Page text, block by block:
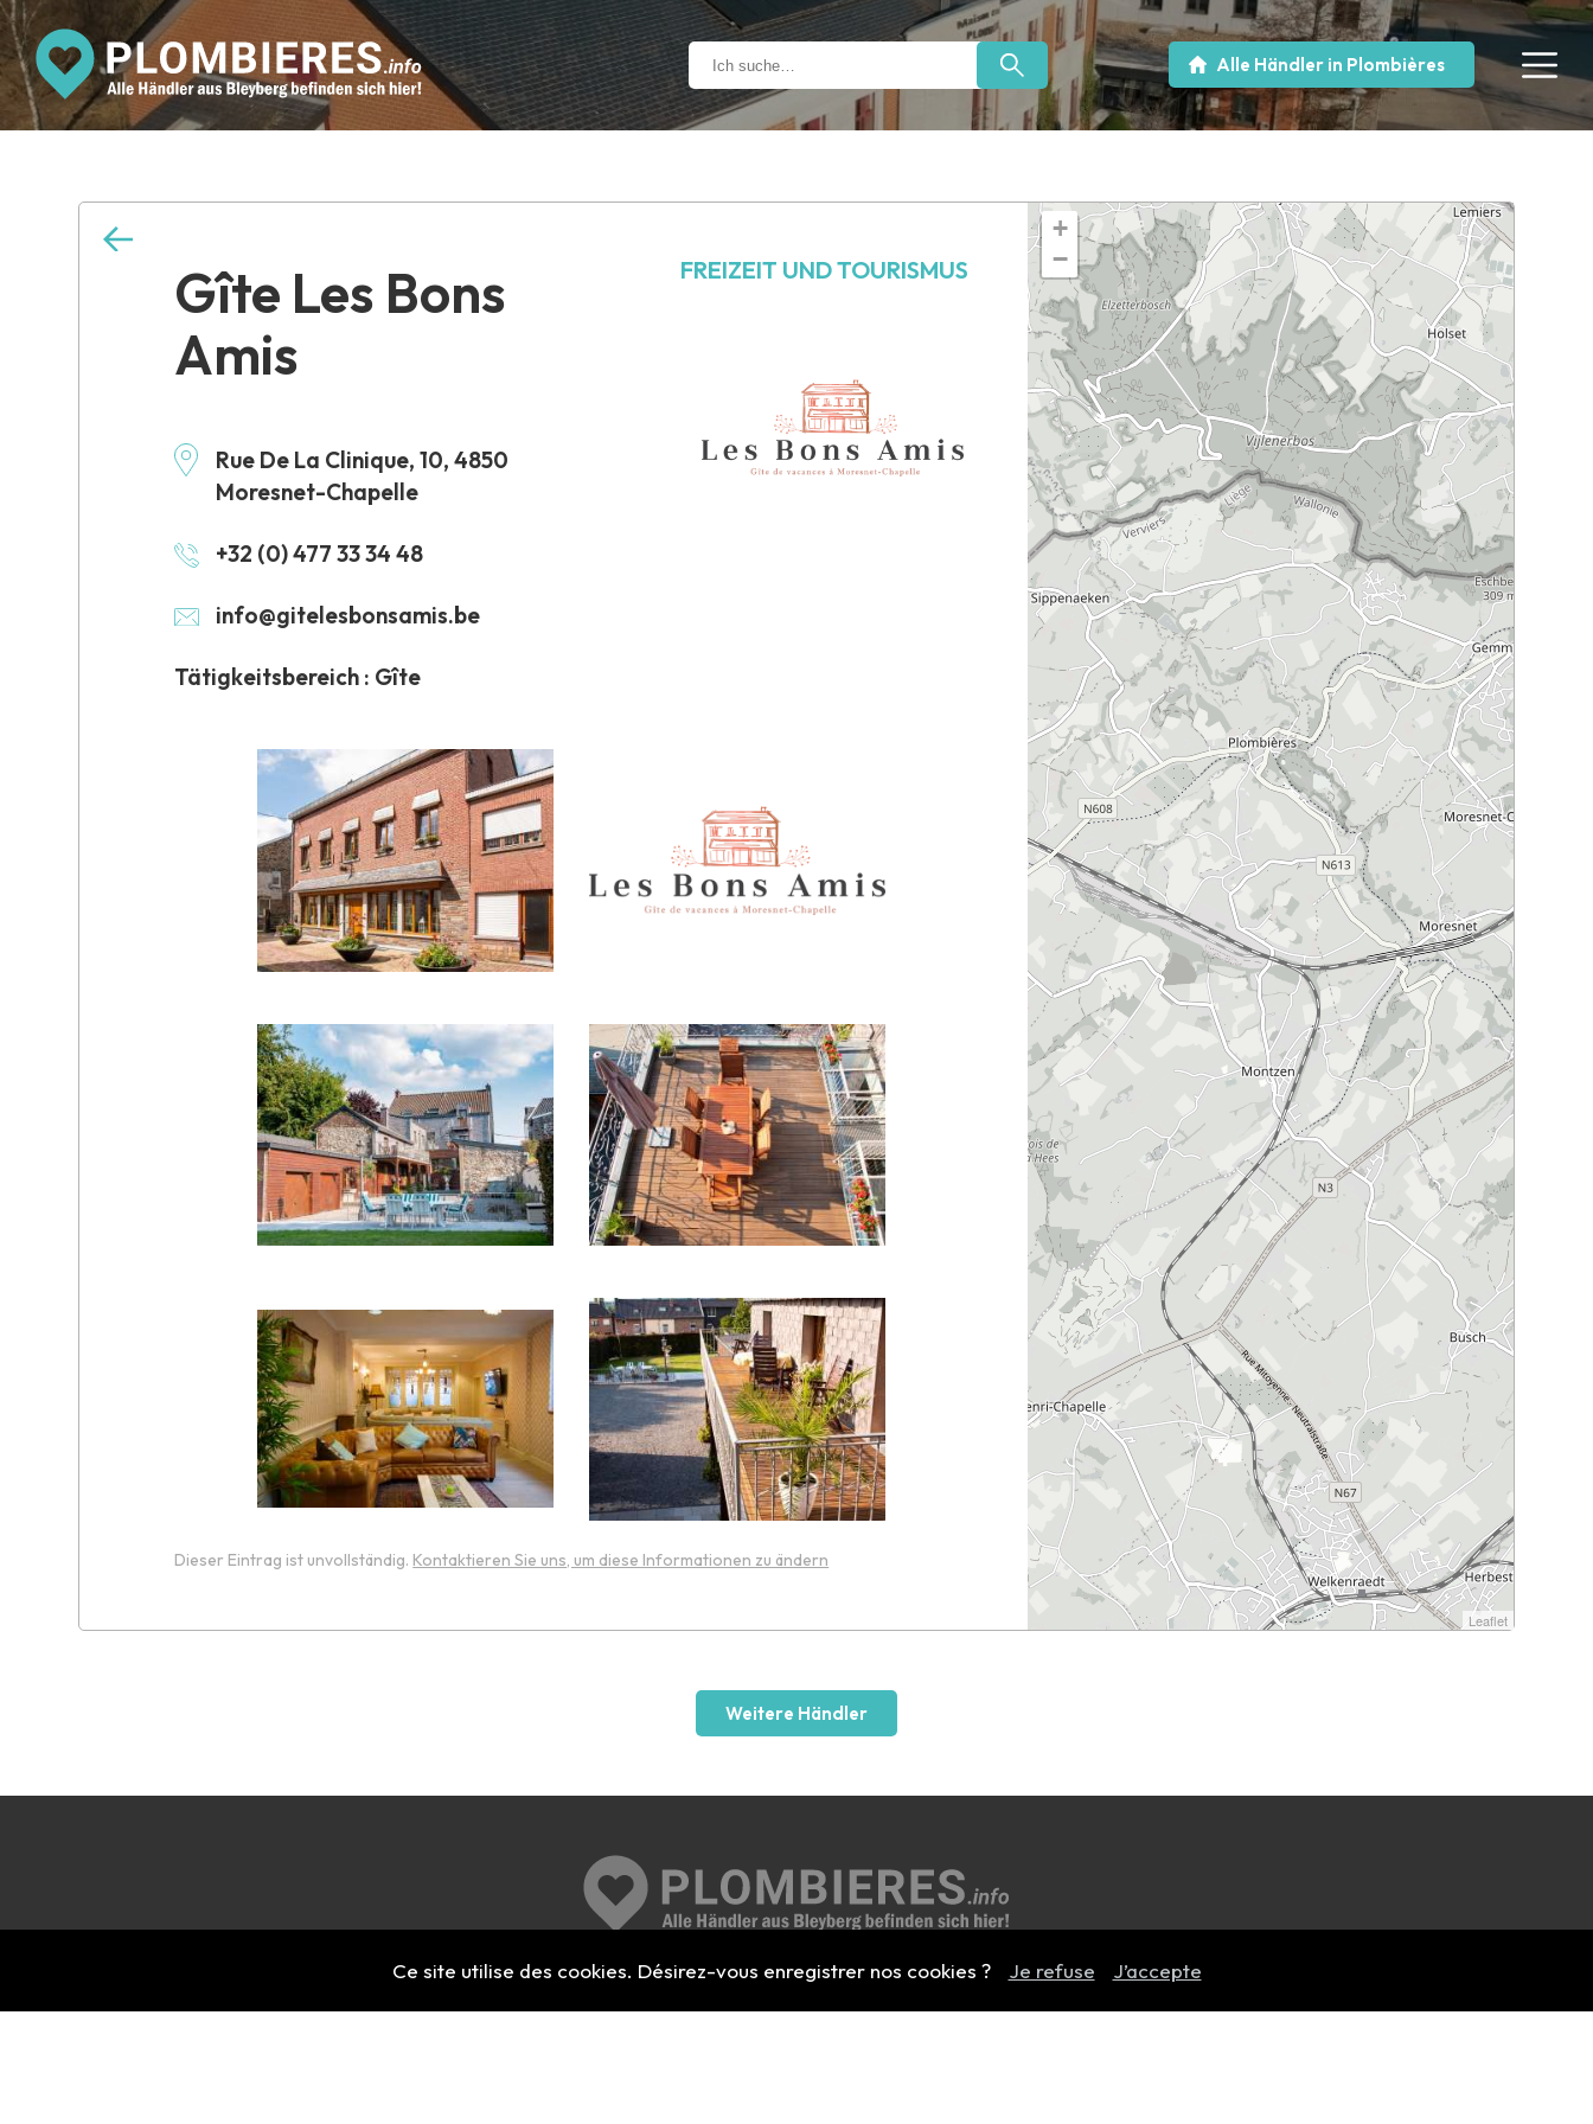
Alle Händler in Plombières
Gîte Les Bons
Amis
Rue De La Clinique, 10, 4850
Moresnet-Chapelle
+32 (0) 477 33 34 48
info@gitelesbonsamis.be
Tätigkeitsbereich : Gîte
FREIZEIT UND TOURISMUS
Dieser Eintrag ist unvollständig. Kontaktieren Sie uns, um diese Informationen zu ändern
+
−
Leaflet
Weitere Händler
Ce site utilise des cookies. Désirez-vous enregistrer nos cookies ? Je refuse J’accepte